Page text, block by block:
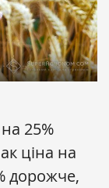
25%
ціна на
дорожче,